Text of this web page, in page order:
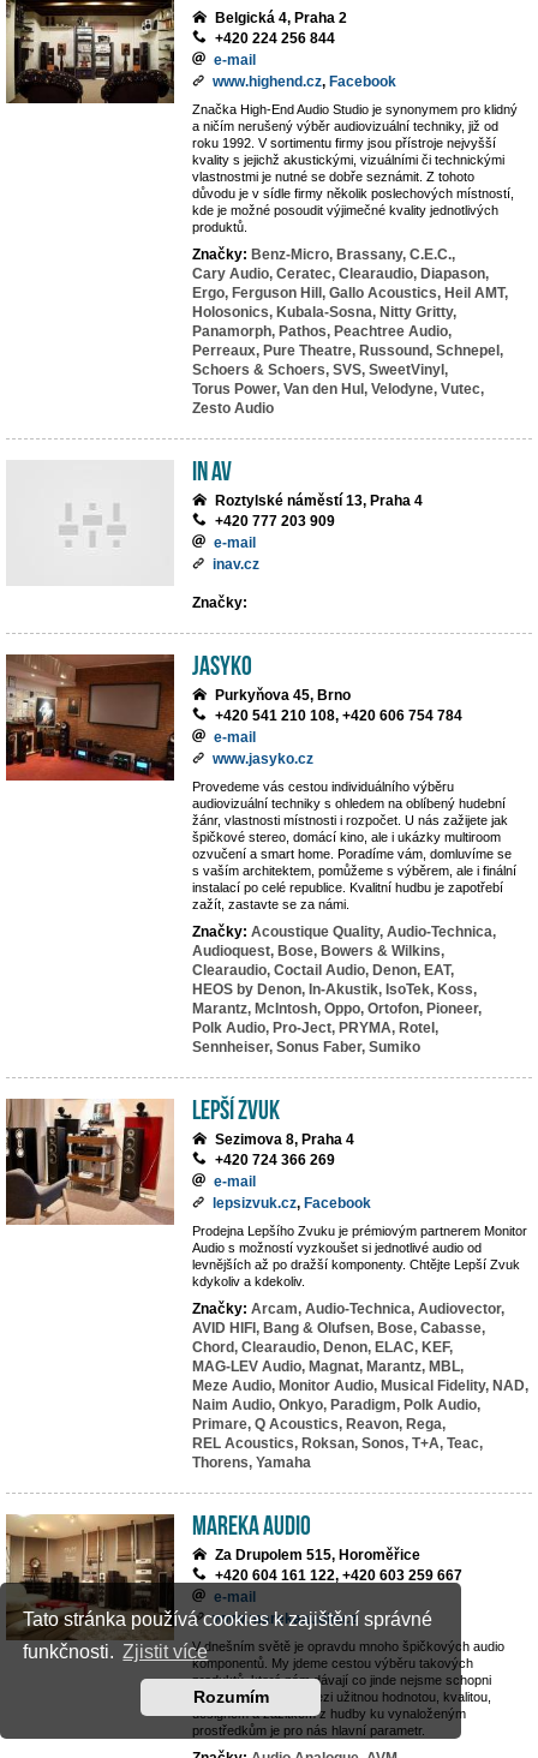
Tato stránka používá cookies k zajištění správné
funkčnosti. Zjistit více
Rozumím
Belgická 4, Praha 2
+420 224 256 844
e-mail
www.highend.cz, Facebook
Značka High-End Audio Studio je synonymem pro klidný
a ničím nerušený výběr audiovizuální techniky, již od
roku 1992. V sortimentu firmy jsou přístroje nejvyšší
kvality s jejichž akustickými, vizuálními či technickými
vlastnostmi je nutné se dobře seznámit. Z tohoto
důvodu je v sídle firmy několik poslechových místností,
kde je možné posoudit výjimečné kvality jednotlivých
produktů.
Značky: Benz-Micro, Brassany, C.E.C.,
Cary Audio, Ceratec, Clearaudio, Diapason,
Ergo, Ferguson Hill, Gallo Acoustics, Heil AMT,
Holosonics, Kubala-Sosna, Nitty Gritty,
Panamorph, Pathos, Peachtree Audio,
Perreaux, Pure Theatre, Russound, Schnepel,
Schoers & Schoers, SVS, SweetVinyl,
Torus Power, Van den Hul, Velodyne, Vutec,
Zesto Audio
IN AV
Roztylské náměstí 13, Praha 4
+420 777 203 909
e-mail
inav.cz
Značky:
JASYKO
Purkyňova 45, Brno
+420 541 210 108, +420 606 754 784
e-mail
www.jasyko.cz
Provedeme vás cestou individuálního výběru
audiovizuální techniky s ohledem na oblíbený hudební
žánr, vlastnosti místnosti i rozpočet. U nás zažijete jak
špičkové stereo, domácí kino, ale i ukázky multiroom
ozvučení a smart home. Poradíme vám, domluvíme se
s vaším architektem, pomůžeme s výběrem, ale i finální
instalací po celé republice. Kvalitní hudbu je zapotřebí
zažít, zastavte se za námi.
Značky: Acoustique Quality, Audio-Technica,
Audioquest, Bose, Bowers & Wilkins,
Clearaudio, Coctail Audio, Denon, EAT,
HEOS by Denon, In-Akustik, IsoTek, Koss,
Marantz, McIntosh, Oppo, Ortofon, Pioneer,
Polk Audio, Pro-Ject, PRYMA, Rotel,
Sennheiser, Sonus Faber, Sumiko
LEPŠÍ ZVUK
Sezimova 8, Praha 4
+420 724 366 269
e-mail
lepsizvuk.cz, Facebook
Prodejna Lepšího Zvuku je prémiovým partnerem Monitor
Audio s možností vyzkoušet si jednotlivé audio od
levnějších až po dražší komponenty. Chtějte Lepší Zvuk
kdykoliv a kdekoliv.
Značky: Arcam, Audio-Technica, Audiovector,
AVID HIFI, Bang & Olufsen, Bose, Cabasse,
Chord, Clearaudio, Denon, ELAC, KEF,
MAG-LEV Audio, Magnat, Marantz, MBL,
Meze Audio, Monitor Audio, Musical Fidelity, NAD,
Naim Audio, Onkyo, Paradigm, Polk Audio,
Primare, Q Acoustics, Reavon, Rega,
REL Acoustics, Roksan, Sonos, T+A, Teac,
Thorens, Yamaha
MAREKA AUDIO
Za Drupolem 515, Horoměřice
+420 604 161 122, +420 603 259 667
e-mail
www.marekaaudio.cz
V dnešním světě je opravdu mnoho špičkových audio
komponentů. My jdeme cestou výběru takových
produktů, které nám dávají co jinde nejsme schopni
nalézt. Rovnováha mezi užitnou hodnotou, kvalitou,
designem a zážitkem z hudby ku vynaloženým
prostředkům je pro nás hlavní parametr.